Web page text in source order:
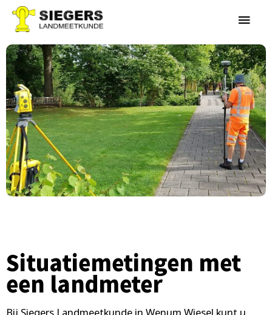
Situatiemetingen met
een landmeter
Bij Siegers Landmeetkunde in Wenum Wiesel kunt u